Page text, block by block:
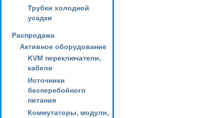
Трубки холодной
усадки
Распродажа
Активное оборудование
KVM переключатели,
кабели
Источники
бесперебойного
питания
Коммутаторы, модули,